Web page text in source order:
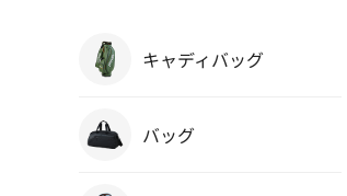
キャディバッグ
バッグ